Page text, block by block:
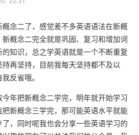
念二了，感觉差不多英语语法在新概
概念二完全就是巩固、复习和增加词
知识，总之学英语就是一个不断重复
再坚持，目前我每天坚持都不及以
反省哦。
年把新概念二学完，明年就开始学习
新概念三学完，那可能英语水平就能
，同时呢我也会分享一些英语学习的